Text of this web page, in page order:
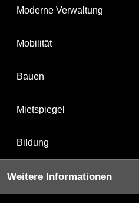
Moderne Verwaltung
Mobilität
Bauen
Mietspiegel
Bildung
Weitere Informationen